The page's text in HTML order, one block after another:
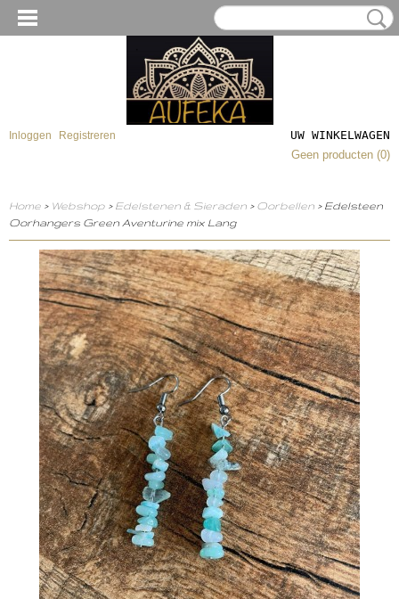
Inloggen Registreren
UW WINKELWAGEN
Geen producten (0)
Home > Webshop > Edelstenen & Sieraden > Oorbellen > Edelsteen
Oorhangers Green Aventurine mix Lang